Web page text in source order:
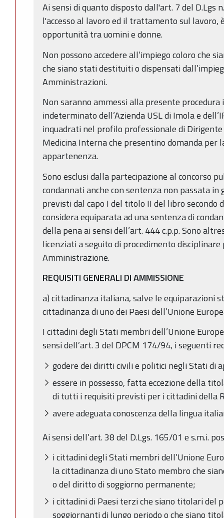
Ai sensi di quanto disposto dall'art. 7 del D.Lgs
l'accesso al lavoro ed il trattamento sul
opportunità tra uomini e donne.
Non possono accedere all’impiego coloro che
che siano stati destituiti o dispensati
Amministrazioni.
Non saranno ammessi alla presente
indeterminato dell’Azienda USL di Imola e
inquadrati nel profilo professionale di
Medicina Interna che presentino domanda per
appartenenza.
Sono esclusi dalla partecipazione al concorso
condannati anche con sentenza non passata in
previsti dal capo I del titolo II del libro secondo
considera equiparata ad una sentenza di
della pena ai sensi dell’art. 444 c.p.p. Sono
licenziati a seguito di procedimento disciplinare
Amministrazione.
REQUISITI GENERALI DI AMMISSIONE
a) cittadinanza italiana, salve le equiparazioni
cittadinanza di uno dei Paesi dell’Unione
I cittadini degli Stati membri dell’Unione
sensi dell’art. 3 del DPCM 174/94, i seguenti
godere dei diritti civili e politici negli Stati di
essere in possesso, fatta eccezione della
di tutti i requisiti previsti per i cittadini della
avere adeguata conoscenza della lingua
Ai sensi dell’art. 38 del D.Lgs. 165/01 e s.m.i.
i cittadini degli Stati membri dell’Unione
la cittadinanza di uno Stato membro che
o del diritto di soggiorno permanente;
i cittadini di Paesi terzi che siano titolari del
soggiornanti di lungo periodo o che siano